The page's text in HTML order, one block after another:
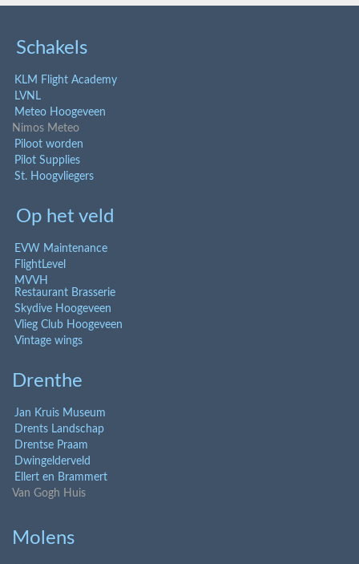
Schakels
KLM Flight Academy
LVNL
Meteo Hoogeveen
Nimos Meteo
Piloot worden
Pilot Supplies
St. Hoogvliegers
Op het veld
EVW Maintenance
FlightLevel
MVVH
Restaurant Brasserie
Skydive Hoogeveen
Vlieg Club Hoogeveen
Vintage wings
Drenthe
Jan Kruis Museum
Drents Landschap
Drentse Praam
Dwingelderveld
Ellert en Brammert
Van Gogh Huis
Molens